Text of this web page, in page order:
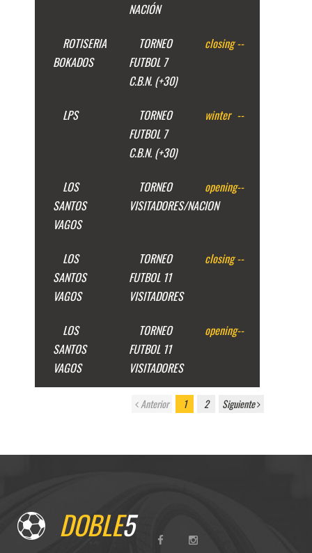
NACIÓN
ROTISERIA
BOKADOS
TORNEO
FUTBOL 7
C.B.N. (+30)
closing --
LPS
TORNEO
FUTBOL 7
C.B.N. (+30)
winter --
LOS
SANTOS
VAGOS
TORNEO
VISITADORES/NACION
opening--
LOS
SANTOS
VAGOS
TORNEO
FUTBOL 11
VISITADORES
closing --
LOS
SANTOS
VAGOS
TORNEO
FUTBOL 11
VISITADORES
opening--
Anterior 1 2 Siguiente
DOBLE5